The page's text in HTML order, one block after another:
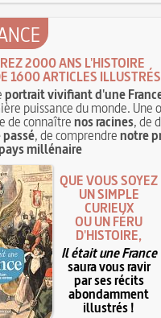
2000 ANS L'HISTOIRE
1600 ARTICLES ILLUSTRÉS
portrait vivifiant d'une
puissance du monde. Une
de connaîtrenos racines, de
, de comprendrenotre
millénaire
QUE VOUS SOYEZ
UN SIMPLE
CURIEUX
OU UN FÉRU
D'HISTOIRE,
Il était une France
saura vous ravir
par ses récits
abondamment
illustrés !